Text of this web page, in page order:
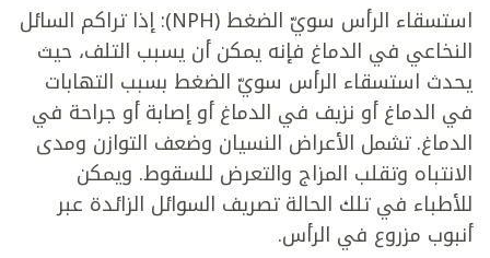
استسقاء الرأس سويّ الضغط (NPH): إذا تراكم السائل
النخاعي في الدماغ فإنه يمكن أن يسبب التلف، حيث
يحدث استسقاء الرأس سويّ الضغط بسبب التهابات
في الدماغ أو نزيف في الدماغ أو إصابة أو جراحة في
الدماغ. تشمل الأعراض النسيان وضعف التوازن ومدى
الانتباه وتقلب المزاج والتعرض للسقوط. ويمكن
للأطباء في تلك الحالة تصريف السوائل الزائدة عبر
أنبوب مزروع في الرأس.